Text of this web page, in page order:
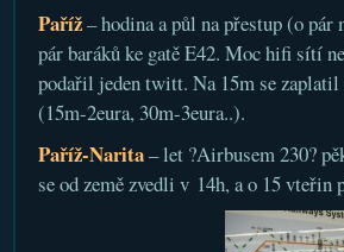
Paříž– hodina a půl na přestup (o
pár baráků ke gatě E42. Moc hifi sítí
podařil jeden twitt. Na 15m se
(15m-2eura, 30m-3eura..).
Paříž-Narita– let ?Airbusem 230?
se od země zvedli v 14h, a o 15